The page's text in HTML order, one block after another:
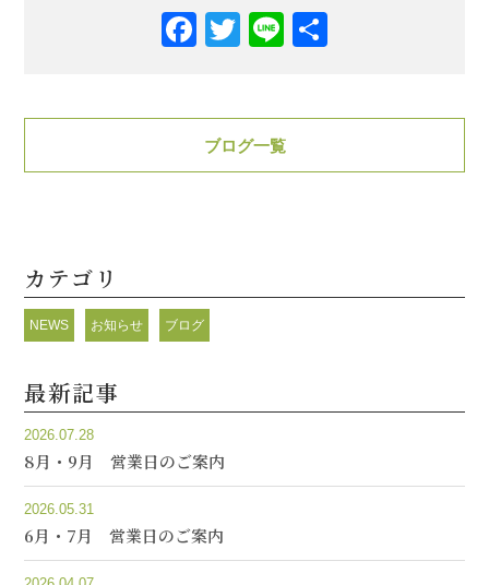
Facebook
Twitter
Line
ブログ一覧
カテゴリ
NEWS お知らせ ブログ
最新記事
2026.07.28
8月・9月 営業日のご案内
2026.05.31
6月・7月 営業日のご案内